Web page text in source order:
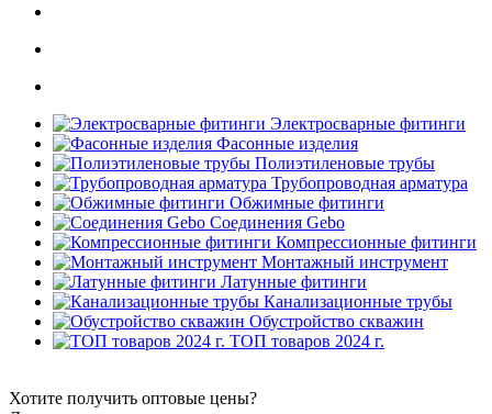
Электросварные фитинги
Фасонные изделия
Полиэтиленовые трубы
Трубопроводная арматура
Обжимные фитинги
Соединения Gebo
Компрессионные фитинги
Монтажный инструмент
Латунные фитинги
Канализационные трубы
Обустройство скважин
ТОП товаров 2024 г.
Хотите получить оптовые цены?